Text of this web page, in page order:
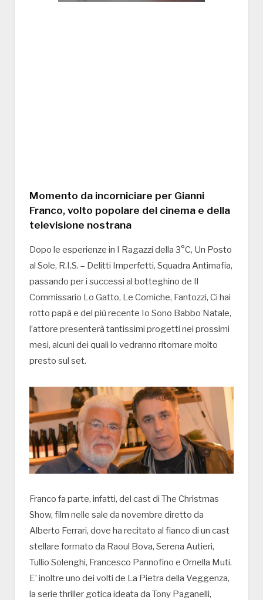
Momento da incorniciare per Gianni
Franco, volto popolare del cinema e della
televisione nostrana
Dopo le esperienze in I Ragazzi della 3°C, Un Posto
al Sole, R.I.S. – Delitti Imperfetti, Squadra Antimafia,
passando per i successi al botteghino de Il
Commissario Lo Gatto, Le Comiche, Fantozzi, Ci hai
rotto papà e del più recente Io Sono Babbo Natale,
l’attore presenterà tantissimi progetti nei prossimi
mesi, alcuni dei quali lo vedranno ritornare molto
presto sul set.
Franco fa parte, infatti, del cast di The Christmas
Show, film nelle sale da novembre diretto da
Alberto Ferrari, dove ha recitato al fianco di un cast
stellare formato da Raoul Bova, Serena Autieri,
Tullio Solenghi, Francesco Pannofino e Ornella Muti.
E’ inoltre uno dei volti de La Pietra della Veggenza,
la serie thriller gotica ideata da Tony Paganelli,